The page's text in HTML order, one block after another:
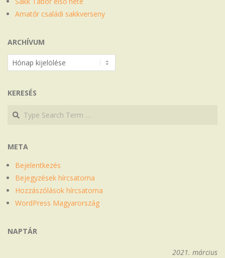
Amatőr családi sakkverseny
ARCHÍVUM
Archívum
KERESÉS
Search
Search
META
Bejelentkezés
Bejegyzések hírcsatorna
Hozzászólások hírcsatorna
WordPress Magyarország
NAPTÁR
2021. március